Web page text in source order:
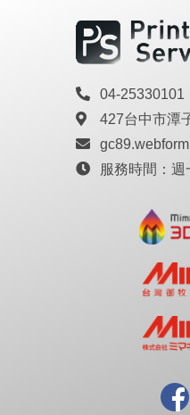
04-25330101
427台中市潭
服務時間： 週